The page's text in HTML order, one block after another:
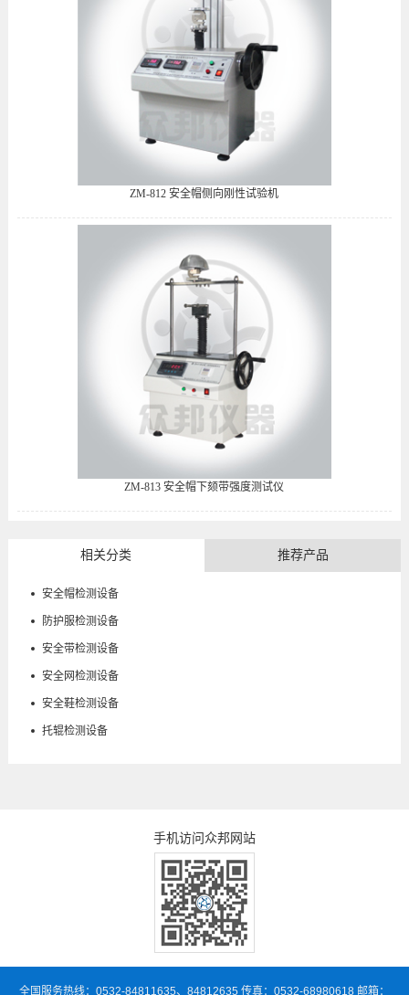
ZM-812 安全帽侧向刚性试验机
ZM-813 安全帽下颏带强度测试仪
相关分类 推荐产品
安全帽检测设备
防护服检测设备
安全带检测设备
安全网检测设备
安全鞋检测设备
托辊检测设备
手机访问众邦网站
全国服务热线：0532-84811635、84812635 传真：0532-68980618 邮箱：